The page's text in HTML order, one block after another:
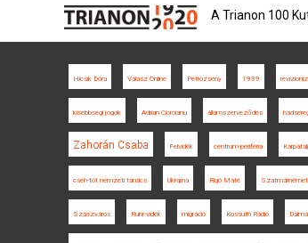
A Trianon 100
Hicsik Dóra Válasz Online Petrozsény 1939
kisebbségi jogok Adrian Cioroianu államszerveződés
Zahorán Csaba Felvidék centrum-periféria
cseh-tót nemzeti tanács Ukrajna Rigó Máté Szatmárnémeti
Szászváros Ruhr-vidék migráció Kossuth Rádió